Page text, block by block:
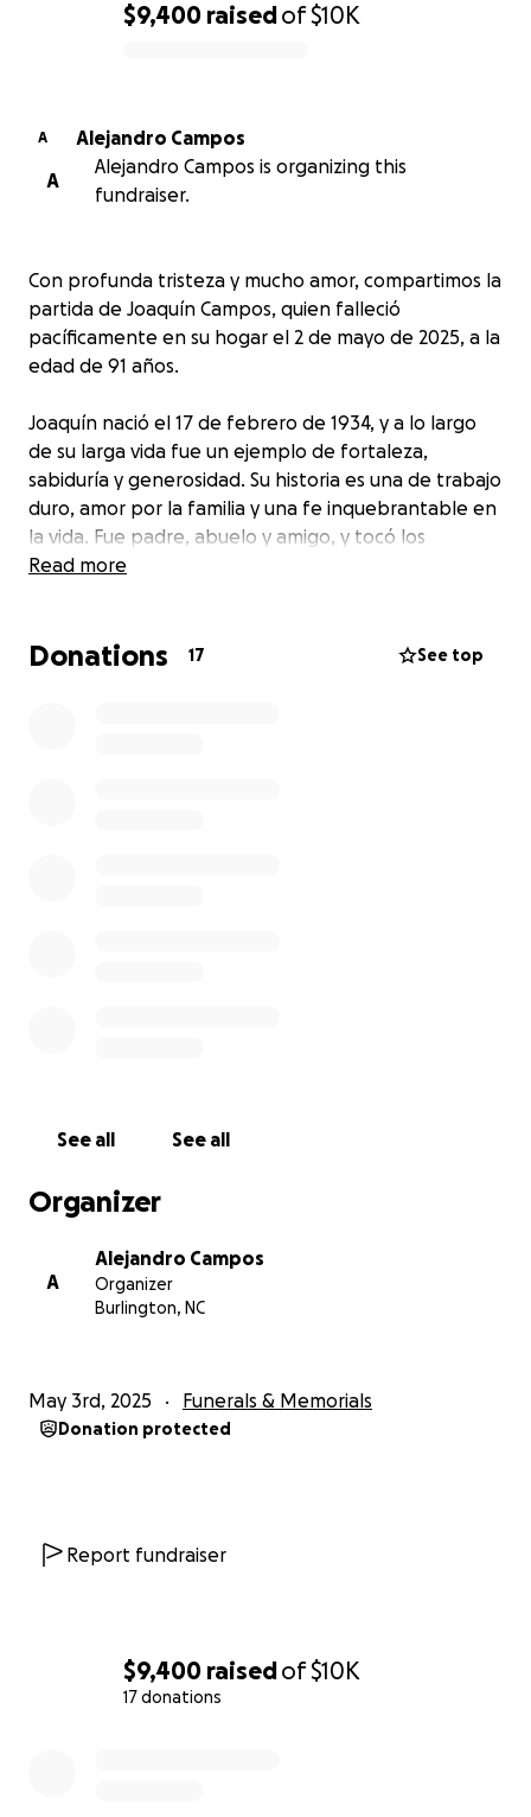
$9,400 raisedof$10K
17 donations
$9,400 raisedof$10K
A
Alejandro Campos
A
Alejandro Campos is organizing this
fundraiser.
Con profunda tristeza y mucho amor, compartimos la
partida de Joaquín Campos, quien falleció
pacíficamente en su hogar el 2 de mayo de 2025, a la
edad de 91 años.
Joaquín nació el 17 de febrero de 1934, y a lo largo
de su larga vida fue un ejemplo de fortaleza,
sabiduría y generosidad. Su historia es una de trabajo
duro, amor por la familia y una fe inquebrantable en
la vida. Fue padre, abuelo y amigo, y tocó los
corazones de todos los que tuvieron la suerte de
Esta campaña ha sido creada para ayudar con los
Read more
Donations 17 See top
See all See all
Organizer
A
Alejandro Campos
Organizer
Burlington, NC
May 3rd, 2025 Funerals & Memorials
Donation protected
Report fundraiser